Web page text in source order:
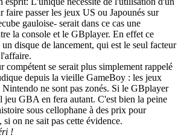
faire passer les jeux US ou Japounés sur
gauloise- serait dans ce cas une
la console et le GBplayer. En effet ce
disque de lancement, qui est le seul facteur
compétent se serait plus simplement rappelé
depuis la vieille GameBoy : les jeux
Nintendo ne sont pas zonés. Si le GBplayer
jeu GBA en fera autant. C'est bien la peine
sous cellophane à des prix pour
si on ne sait pas cette évidence.
!